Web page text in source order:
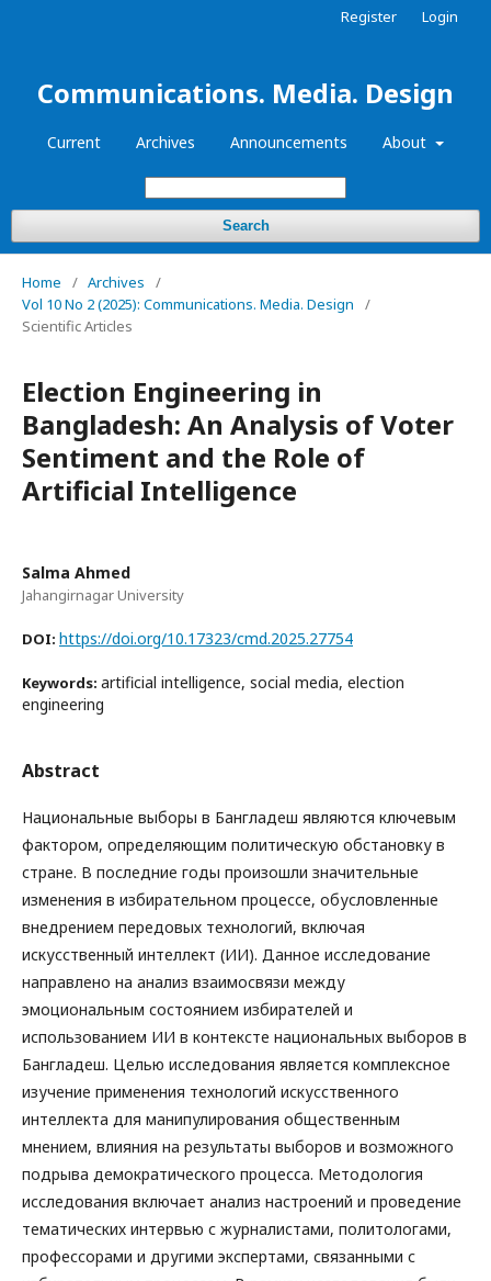
Communications. Media. Design
Current Archives Announcements About
Search
Register Login
Home / Archives
/
Vol 10 No 2 (2025): Communications. Media. Design
/
Scientific Articles
Election Engineering in
Bangladesh: An Analysis of Voter
Sentiment and the Role of
Artificial Intelligence
Salma Ahmed
Jahangirnagar University
DOI: https://doi.org/10.17323/cmd.2025.27754
Keywords: artificial intelligence, social media, election
engineering
Abstract
Национальные выборы в Бангладеш являются ключевым
фактором, определяющим политическую обстановку в
стране. В последние годы произошли значительные
изменения в избирательном процессе, обусловленные
внедрением передовых технологий, включая
искусственный интеллект (ИИ). Данное исследование
направлено на анализ взаимосвязи между
эмоциональным состоянием избирателей и
использованием ИИ в контексте национальных выборов в
Бангладеш. Целью исследования является комплексное
изучение применения технологий искусственного
интеллекта для манипулирования общественным
мнением, влияния на результаты выборов и возможного
подрыва демократического процесса. Методология
исследования включает анализ настроений и проведение
тематических интервью с журналистами, политологами,
профессорами и другими экспертами, связанными с